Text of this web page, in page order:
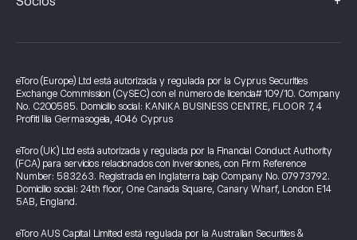
eToro (Europe) Ltd está autorizada y regulada por la Cyprus Securities
Exchange Commission (CySEC) con el número de licencia# 109/10. Company
No. C200585. Domicilio social: KANIKA BUSINESS CENTRE, FLOOR 7, 4
Profiti Ilia Germasogeia, 4046 Cyprus
eToro (UK) Ltd está autorizada y regulada por la Financial Conduct Authority
(FCA) para servicios relacionados con inversiones, con Firm Reference
Number: 583263. Registrada en Inglaterra bajo Company No. 07973792.
Domicilio social: 24th floor, One Canada Square, Canary Wharf, London E14
5AB, England.
eToro AUS Capital Limited está regulada por la Australian Securities &